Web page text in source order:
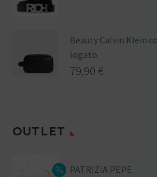
Beauty Calvin Klein
logato
79,90 €
OUTLET
PATRIZIA PEPE